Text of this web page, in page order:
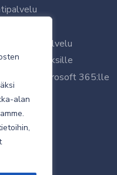
alan
yrityksille
Microsoft 365:lle
24/7